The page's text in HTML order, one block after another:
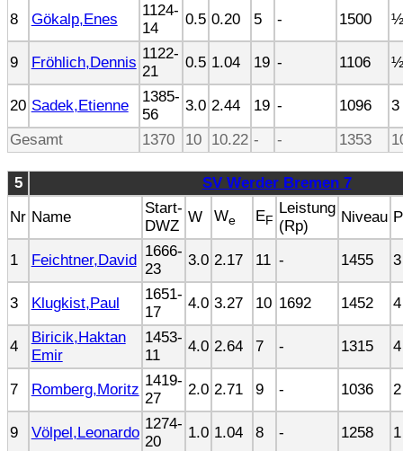
8 Gökalp,Enes
1124-
14
0.5 0.20 5 - 1500
9 Fröhlich,Dennis
1122-
21
0.5 1.04 19 - 1106
20 Sadek,Etienne
1385-
56
3.0 2.44 19 - 1096
3
Gesamt
1370 10 10.22 - - 1353
5
SV Werder Bremen 7
Nr Name
Start-
DWZ
W We EF
Leistung
(Rp)
Niveau
1 Feichtner,David
1666-
23
3.0 2.17 11 - 1455
3 Klugkist,Paul
1651-
17
4.0 3.27 10 1692 1452
4
Biricik,Haktan
Emir
1453-
11
4.0 2.64 7 - 1315
7 Romberg,Moritz
1419-
27
2.0 2.71 9 - 1036
9 Völpel,Leonardo
1274-
20
1.0 1.04 8 - 1258